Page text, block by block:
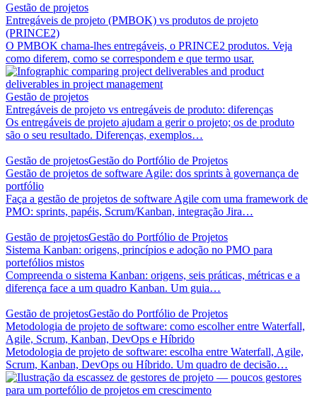
Gestão de projetos
Entregáveis de projeto (PMBOK) vs produtos de projeto
(PRINCE2)
O PMBOK chama-lhes entregáveis, o PRINCE2 produtos. Veja
como diferem, como se correspondem e que termo usar.
Gestão de projetos
Entregáveis de projeto vs entregáveis de produto: diferenças
Os entregáveis de projeto ajudam a gerir o projeto; os de produto
são o seu resultado. Diferenças, exemplos…
Gestão de projetosGestão do Portfólio de Projetos
Gestão de projetos de software Agile: dos sprints à governança de
portfólio
Faça a gestão de projetos de software Agile com uma framework de
PMO: sprints, papéis, Scrum/Kanban, integração Jira…
Gestão de projetosGestão do Portfólio de Projetos
Sistema Kanban: origens, princípios e adoção no PMO para
portefólios mistos
Compreenda o sistema Kanban: origens, seis práticas, métricas e a
diferença face a um quadro Kanban. Um guia…
Gestão de projetosGestão do Portfólio de Projetos
Metodologia de projeto de software: como escolher entre Waterfall,
Agile, Scrum, Kanban, DevOps e Híbrido
Metodologia de projeto de software: escolha entre Waterfall, Agile,
Scrum, Kanban, DevOps ou Híbrido. Um quadro de decisão…